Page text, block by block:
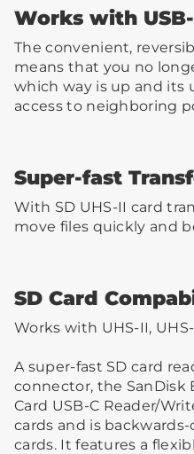
Works with
The convenient,
means that you no
which way is up and its
access to neighboring
Super-fast
With SD UHS-II card
move files quickly and
SD Card
Works with UHS-II,
A super-fast SD card
connector, the SanDisk
Card USB-C Reader/
cards and is
cards. It features a